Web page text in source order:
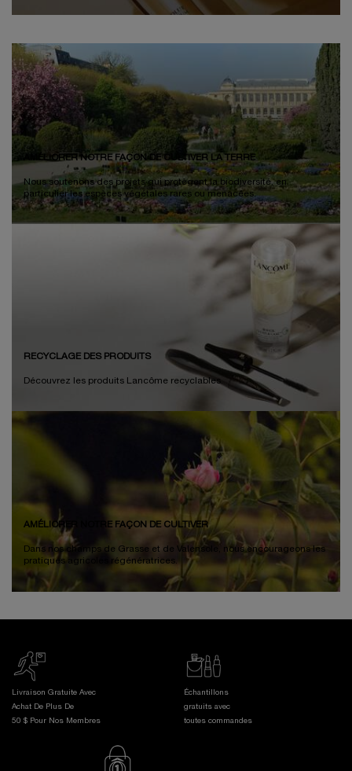
AMÉLIORER NOTRE FAÇON DE CULTIVER LA TERRE
Nous soutenons des projets qui protègent la biodiversité, en
particulier les espèces végétales rares ou menacées.
RECYCLAGE DES PRODUITS
Découvrez les produits Lancôme recyclables.
AMÉLIORER NOTRE FAÇON DE CULTIVER
Dans nos champs de Grasse et de Valensole, nous encourageons les
pratiques agricoles régénératrices.
Livraison Gratuite Avec
Achat De Plus De
50 $ Pour Nos Membres
Échantillons
gratuits avec
toutes commandes